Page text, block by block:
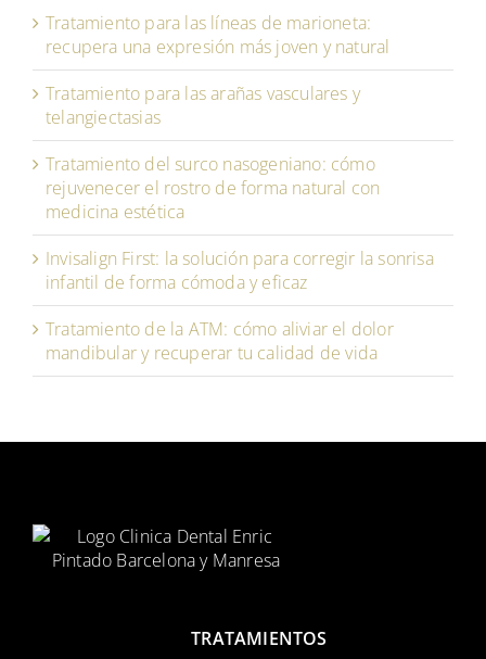
Tratamiento para las líneas de marioneta:
recupera una expresión más joven y natural
Tratamiento para las arañas vasculares y
telangiectasias
Tratamiento del surco nasogeniano: cómo
rejuvenecer el rostro de forma natural con
medicina estética
Invisalign First: la solución para corregir la sonrisa
infantil de forma cómoda y eficaz
Tratamiento de la ATM: cómo aliviar el dolor
mandibular y recuperar tu calidad de vida
TRATAMIENTOS